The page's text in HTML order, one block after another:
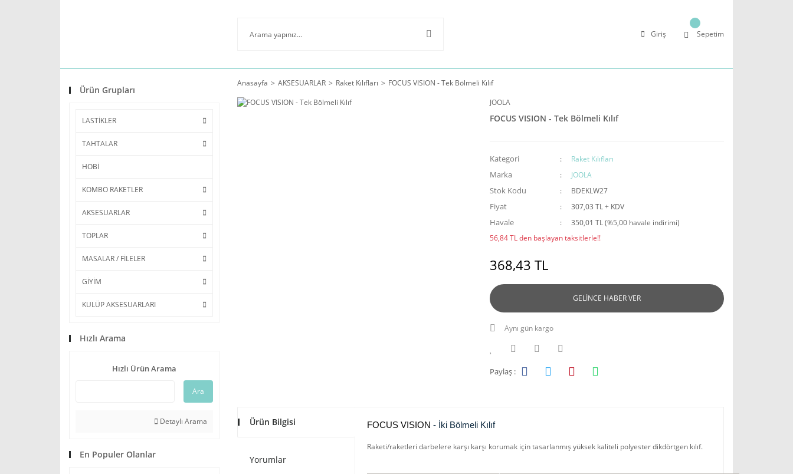
Giriş Sepetim
Ürün Grupları
LASTİKLER
TAHTALAR
HOBİ
KOMBO RAKETLER
AKSESUARLAR
TOPLAR
MASALAR / FİLELER
GİYİM
KULÜP AKSESUARLARI
Hızlı Arama
Hızlı Ürün Arama
Ara
Detaylı Arama
En Populer Olanlar
Anasayfa AKSESUARLAR Raket Kılıfları
FOCUS VISION - Tek Bölmeli Kılıf
JOOLA
FOCUS VISION - Tek Bölmeli Kılıf
Kategori Raket Kılıfları
Marka JOOLA
Stok Kodu BDEKLW27
Fiyat 307,03 TL + KDV
Havale
350,01 TL (%5,00 havale indirimi)
56,84 TL den başlayan taksitlerle!!
368,43 TL
GELİNCE HABER VER
Aynı gün kargo
Paylaş :
Ürün Bilgisi
Yorumlar
FOCUS VISION - İki Bölmeli Kılıf
Raketi/raketleri darbelere karşı karşı korumak için tasarlanmış yüksek kaliteli polyester dikdörtgen kılıf.